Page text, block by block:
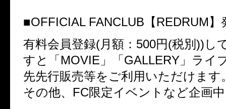
■OFFICIAL FANCLUB 【 REDRUM 】
有料会員登録(月額： 500円(税別 )) し
すと「 MOVIE 」「 GALLERY 」ライ
先先行販売等をご利用いただけます
その他、 FC限定イベントなど企画